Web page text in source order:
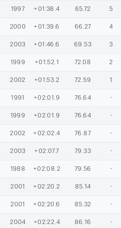
1997 +01:38.4 65.72 5
2000 +01:39.6 66.27 4
2003 +01:46.6 69.53 3
1999 +01:52.1 72.08 2
2002 +01:53.2 72.59 1
1991 +02:01.9 76.64 -
1999 +02:01.9 76.64 -
2002 +02:02.4 76.87 -
2003 +02:07.7 79.33 -
1988 +02:08.2 79.56 -
2001 +02:20.2 85.14 -
2001 +02:20.6 85.32 -
2004 +02:22.4 86.16 -